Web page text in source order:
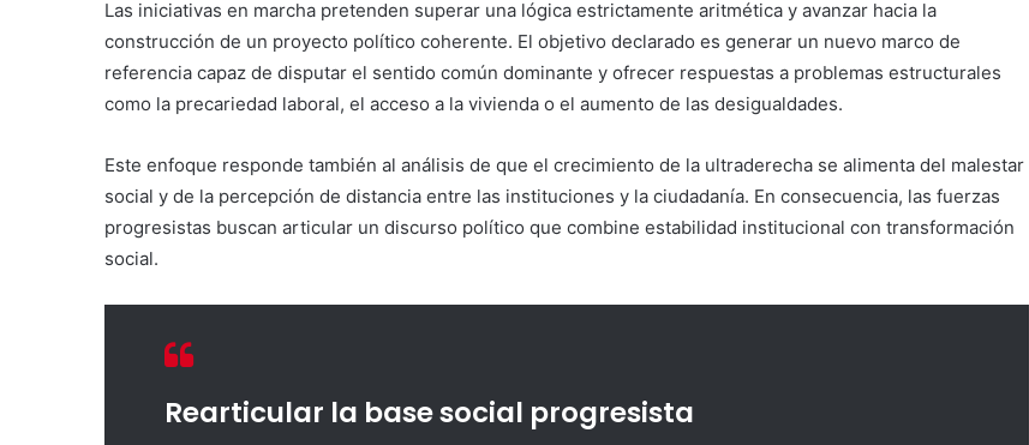
Las iniciativas en marcha pretenden superar una lógica estrictamente aritmética y avanzar hacia la
construcción de un proyecto político coherente. El objetivo declarado es generar un nuevo marco de
referencia capaz de disputar el sentido común dominante y ofrecer respuestas a problemas estructurales
como la precariedad laboral, el acceso a la vivienda o el aumento de las desigualdades.
Este enfoque responde también al análisis de que el crecimiento de la ultraderecha se alimenta del malestar
social y de la percepción de distancia entre las instituciones y la ciudadanía. En consecuencia, las fuerzas
progresistas buscan articular un discurso político que combine estabilidad institucional con transformación
social.
Rearticular la base social progresista